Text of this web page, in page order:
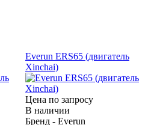
Everun ERS65 (двигатель
Xinchai)
Цена по запросу
В наличии
Бренд - Everun